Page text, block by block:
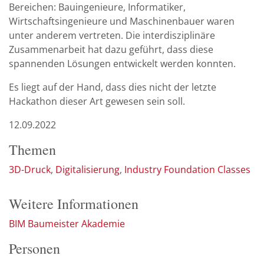
Bereichen: Bauingenieure, Informatiker,
Wirtschaftsingenieure und Maschinenbauer waren
unter anderem vertreten. Die interdisziplinäre
Zusammenarbeit hat dazu geführt, dass diese
spannenden Lösungen entwickelt werden konnten.
Es liegt auf der Hand, dass dies nicht der letzte
Hackathon dieser Art gewesen sein soll.
12.09.2022
Themen
3D-Druck Digitalisierung Industry Foundation Classes
Weitere Informationen
BIM Baumeister Akademie
Personen